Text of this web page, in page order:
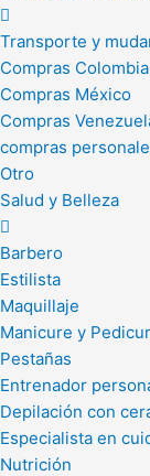
Transporte y
Compras Colombia
Compras México
Compras
compras
Otro
Salud y Belleza
Barbero
Estilista
Maquillaje
Manicure y
Pestañas
Entrenador
Depilación con
Especialista en
Nutrición